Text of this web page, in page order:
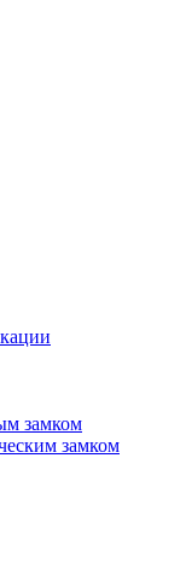
замком
замком